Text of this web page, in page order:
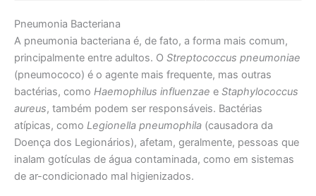
Pneumonia Bacteriana
A pneumonia bacteriana é, de fato, a forma mais comum,
principalmente entre adultos. O Streptococcus pneumoniae
(pneumococo) é o agente mais frequente, mas outras
bactérias, como Haemophilus influenzae e Staphylococcus
aureus, também podem ser responsáveis. Bactérias
atípicas, como Legionella pneumophila (causadora da
Doença dos Legionários), afetam, geralmente, pessoas que
inalam gotículas de água contaminada, como em sistemas
de ar-condicionado mal higienizados.